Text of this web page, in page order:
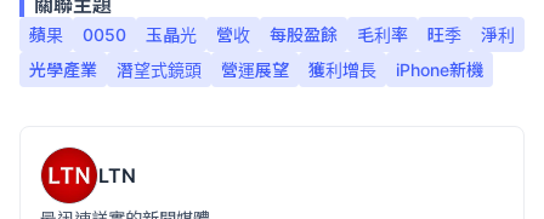
關聯主題
蘋果 0050 玉晶光 營收 每股盈餘 毛利率 旺季
淨利
光學產業
潛望式鏡頭 營運展望 獲利增長 iPhone新機
LTN